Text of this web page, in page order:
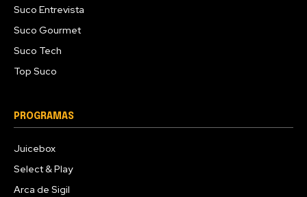
Suco Entrevista
Suco Gourmet
Suco Tech
Top Suco
PROGRAMAS
Juicebox
Select & Play
Arca de Sigil